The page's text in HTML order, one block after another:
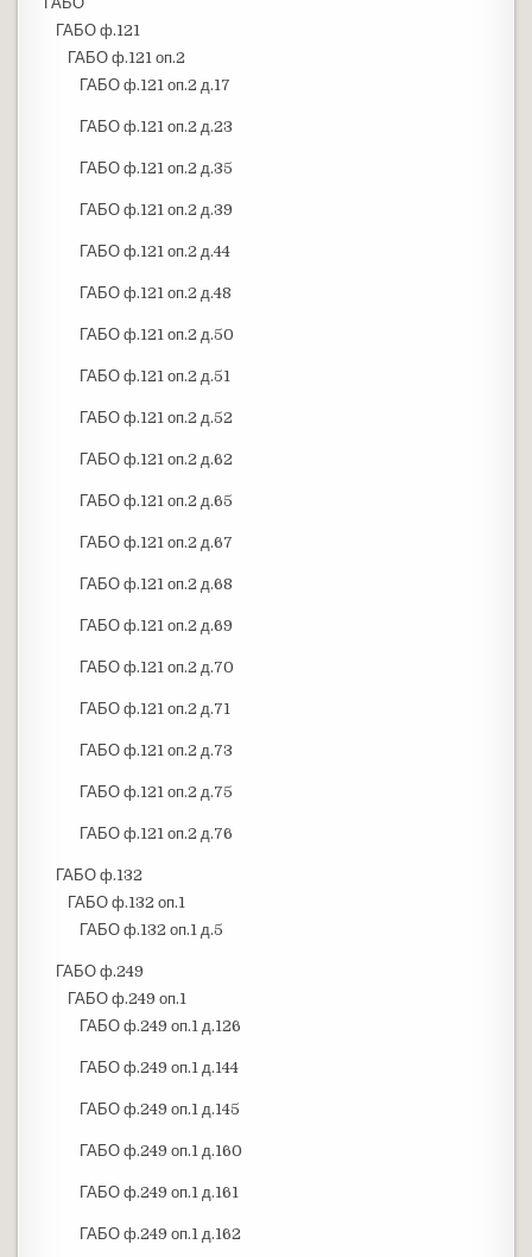
ГАБО ф.121
ГАБО ф.121 оп.2
ГАБО ф.121 оп.2 д.17
ГАБО ф.121 оп.2 д.23
ГАБО ф.121 оп.2 д.35
ГАБО ф.121 оп.2 д.39
ГАБО ф.121 оп.2 д.44
ГАБО ф.121 оп.2 д.48
ГАБО ф.121 оп.2 д.50
ГАБО ф.121 оп.2 д.51
ГАБО ф.121 оп.2 д.52
ГАБО ф.121 оп.2 д.62
ГАБО ф.121 оп.2 д.65
ГАБО ф.121 оп.2 д.67
ГАБО ф.121 оп.2 д.68
ГАБО ф.121 оп.2 д.69
ГАБО ф.121 оп.2 д.70
ГАБО ф.121 оп.2 д.71
ГАБО ф.121 оп.2 д.73
ГАБО ф.121 оп.2 д.75
ГАБО ф.121 оп.2 д.76
ГАБО ф.132
ГАБО ф.132 оп.1
ГАБО ф.132 оп.1 д.5
ГАБО ф.249
ГАБО ф.249 оп.1
ГАБО ф.249 оп.1 д.126
ГАБО ф.249 оп.1 д.144
ГАБО ф.249 оп.1 д.145
ГАБО ф.249 оп.1 д.160
ГАБО ф.249 оп.1 д.161
ГАБО ф.249 оп.1 д.162